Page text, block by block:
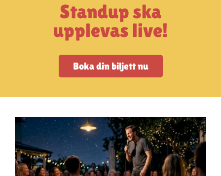
StandUpSverige PODDEN
Vanliga frågor
Mitt konto
Standup ska
upplevas live!
Boka din biljett nu